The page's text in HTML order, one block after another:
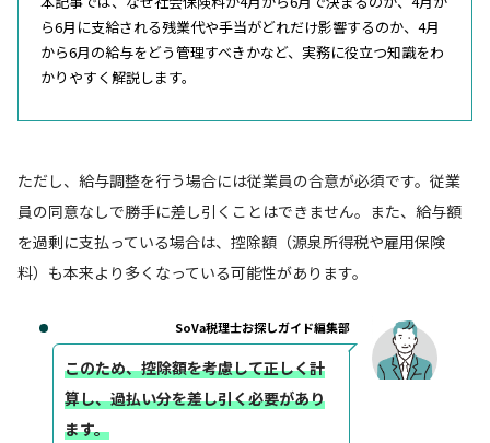
ら6月に支給される残業代や手当がどれだけ影響するのか、4月
から6月の給与をどう管理すべきかなど、実務に役立つ知識をわ
かりやすく解説します。
ただし、給与調整を行う場合には従業員の合意が必須です。従業
員の同意なしで勝手に差し引くことはできません。また、給与額
を過剰に支払っている場合は、控除額（源泉所得税や雇用保険
料）も本来より多くなっている可能性があります。
SoVa税理士お探しガイド編集部
このため、控除額を考慮して正しく計
算し、過払い分を差し引く必要があり
ます。